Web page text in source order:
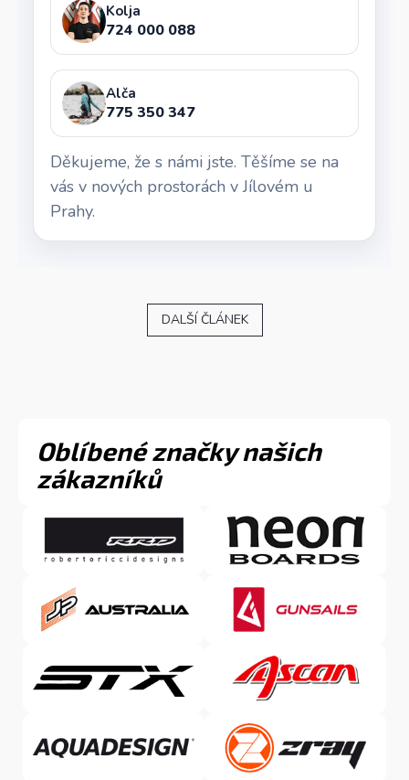
Kolja
724 000 088
Alča
775 350 347
Děkujeme, že s námi jste. Těšíme se na
vás v nových prostorách v Jílovém u
Prahy.
DALŠÍ ČLÁNEK
Oblíbené značky našich
zákazníků